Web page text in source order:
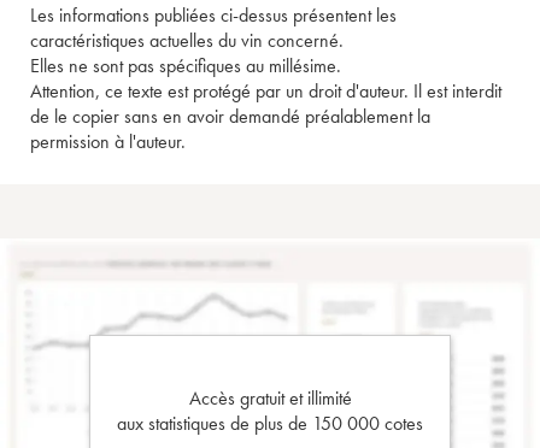
Les informations publiées ci-dessus présentent les
caractéristiques actuelles du vin concerné.
Elles ne sont pas spécifiques au millésime.
Attention, ce texte est protégé par un droit d'auteur. Il est interdit
de le copier sans en avoir demandé préalablement la
permission à l'auteur.
Accès gratuit et illimité
aux statistiques de plus de 150 000 cotes